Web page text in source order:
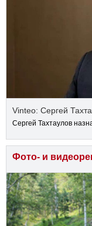
Vinteo: Сергей
Сергей Тахтаулов
Фото- и